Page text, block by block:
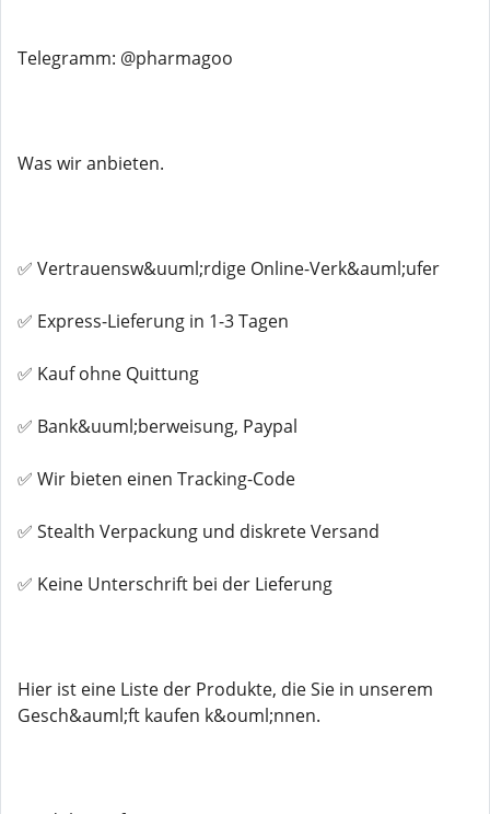
Telegramm: @pharmagoo
Was wir anbieten.
✅ Vertrauensw&uuml;rdige Online-Verk&auml;ufer
✅ Express-Lieferung in 1-3 Tagen
✅ Kauf ohne Quittung
✅ Bank&uuml;berweisung, Paypal
✅ Wir bieten einen Tracking-Code
✅ Stealth Verpackung und diskrete Versand
✅ Keine Unterschrift bei der Lieferung
Hier ist eine Liste der Produkte, die Sie in unserem
Gesch&auml;ft kaufen k&ouml;nnen.